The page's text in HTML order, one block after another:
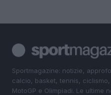
Sportmagazine: notizie,
calcio, basket, tennis, ciclismo,
MotoGP e Olimpiadi. Le ultime